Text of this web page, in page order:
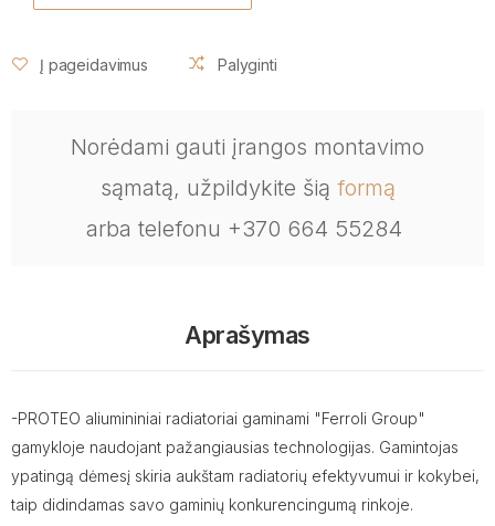
Į pageidavimus Palyginti
Norėdami gauti įrangos montavimo
sąmatą, užpildykite šią formą
arba telefonu +370 664 55284
Aprašymas
-PROTEO aliumininiai radiatoriai gaminami "Ferroli Group"
gamykloje naudojant pažangiausias technologijas. Gamintojas
ypatingą dėmesį skiria aukštam radiatorių efektyvumui ir kokybei,
taip didindamas savo gaminių konkurencingumą rinkoje.